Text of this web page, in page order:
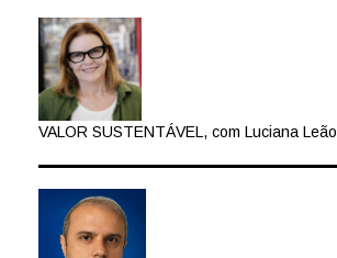
VALOR SUSTENTÁVEL, com Luciana Leão